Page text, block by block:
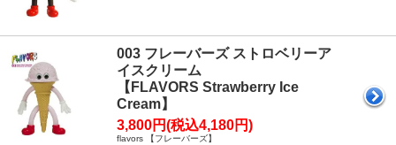
003 フレーバーズ ストロベリーア
イスクリーム
【FLAVORS Strawberry Ice
Cream】
3,800円(税込4,180円)
flavors 【フレーバーズ】